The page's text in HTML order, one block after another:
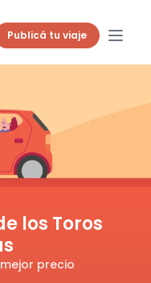
Publicá tu viaje
los Toros
precio